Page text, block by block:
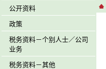
公开资料
政策
税务资料－个别人士／公司
业务
税务资料－其他